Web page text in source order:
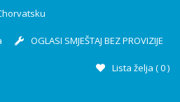
OGLASI SMJEŠTAJ BEZ PROVIZIJE
Lista želja (0)